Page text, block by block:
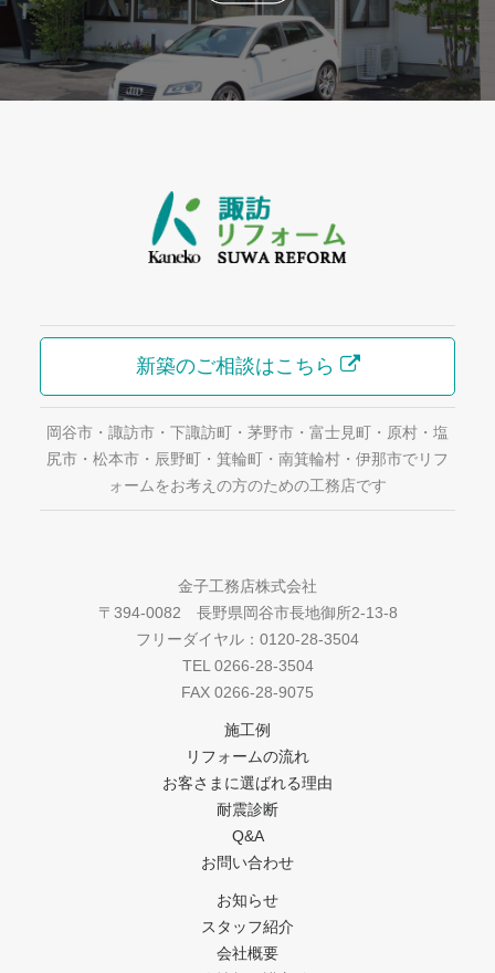
新築のご相談はこちら
岡谷市・諏訪市・下諏訪町・茅野市・富士見町・原村・塩
尻市・松本市・辰野町・箕輪町・南箕輪村・伊那市でリフ
ォームをお考えの方のための工務店です
金子工務店株式会社
〒394-0082 長野県岡谷市長地御所2-13-8
フリーダイヤル：0120-28-3504
TEL 0266-28-3504
FAX 0266-28-9075
施工例
リフォームの流れ
お客さまに選ばれる理由
耐震診断
Q&A
お問い合わせ
お知らせ
スタッフ紹介
会社概要